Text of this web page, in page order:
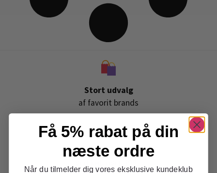
Stort udvalg
af favorit brands
Gratis levering
Få 5% rabat på din
næste ordre
Når du tilmelder dig vores eksklusive kundeklub